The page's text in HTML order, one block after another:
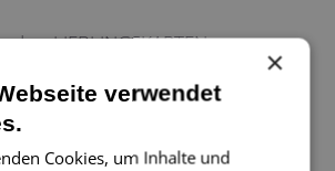
LIEBLINGSKARTEN unserer
mit einem Herz aus unserer Serie der
×
verwendet
Cookies, um Inhalte und